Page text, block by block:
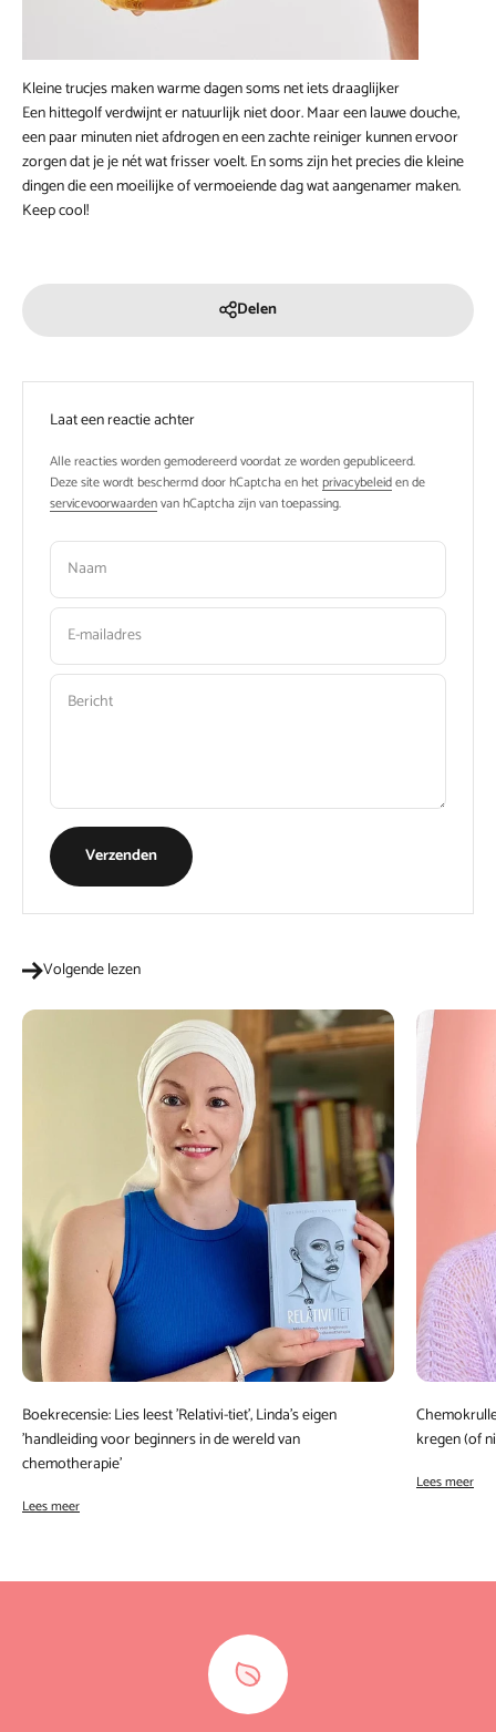
Kleine trucjes maken warme dagen soms net iets draaglijker
Een hittegolf verdwijnt er natuurlijk niet door. Maar een lauwe douche,
een paar minuten niet afdrogen en een zachte reiniger kunnen ervoor
zorgen dat je je nét wat frisser voelt. En soms zijn het precies die kleine
dingen die een moeilijke of vermoeiende dag wat aangenamer maken.
Keep cool!
Delen
Laat een reactie achter
Alle reacties worden gemodereerd voordat ze worden gepubliceerd.
Deze site wordt beschermd door hCaptcha en hetprivacybeleiden de
servicevoorwaardenvan hCaptcha zijn van toepassing.
Naam
E-mailadres
Bericht
Verzenden
Volgende lezen
Boekrecensie: Lies leest 'Relativi-tiet', Linda's eigen
'handleiding voor beginners in de wereld van
chemotherapie'
Lees meer
kregen (of
Lees meer